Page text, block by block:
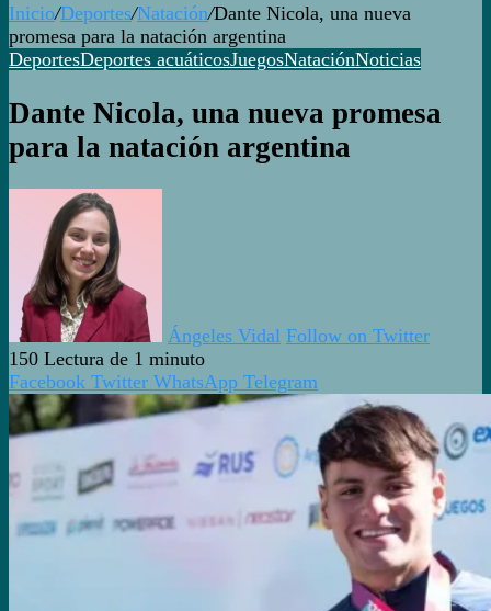
Inicio/Deportes/Natación/Dante Nicola, una nueva
promesa para la natación argentina
DeportesDeportes acuáticosJuegosNataciónNoticias
Dante Nicola, una nueva promesa
para la natación argentina
Ángeles Vidal Follow on Twitter
150 Lectura de 1 minuto
Facebook Twitter WhatsApp Telegram